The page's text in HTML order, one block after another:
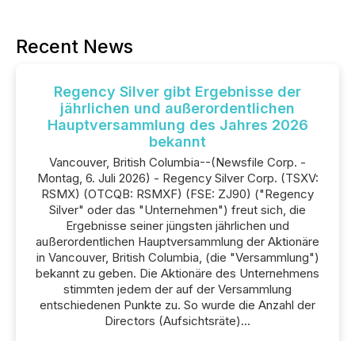
Recent News
Regency Silver gibt Ergebnisse der
jährlichen und außerordentlichen
Hauptversammlung des Jahres 2026
bekannt
Vancouver, British Columbia--(Newsfile Corp. -
Montag, 6. Juli 2026) - Regency Silver Corp. (TSXV:
RSMX) (OTCQB: RSMXF) (FSE: ZJ90) ("Regency
Silver" oder das "Unternehmen") freut sich, die
Ergebnisse seiner jüngsten jährlichen und
außerordentlichen Hauptversammlung der Aktionäre
in Vancouver, British Columbia, (die "Versammlung")
bekannt zu geben. Die Aktionäre des Unternehmens
stimmten jedem der auf der Versammlung
entschiedenen Punkte zu. So wurde die Anzahl der
Directors (Aufsichtsräte)...